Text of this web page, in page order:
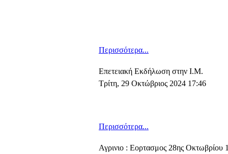
Περισσότερα...
Επετειακή Εκδήλωση στην Ι.Μ.
Τρίτη, 29 Οκτώβριος 2024 17:46
Περισσότερα...
Αγρινιο : Εορτασμος 28ης Οκτωβρίου